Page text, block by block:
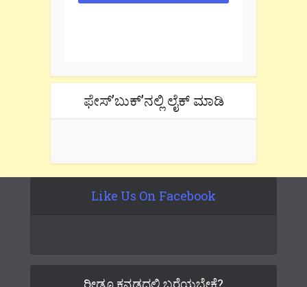
ಫೇಸ್’ಬುಕ್’ನಲ್ಲಿ ಲೈಕ್ ಮಾಡಿ
Like Us On Facebook
ರೀಡೂ ಕನ್ನಡದಲ್ಲಿ ಬರೆಯಬೇಕೆ?